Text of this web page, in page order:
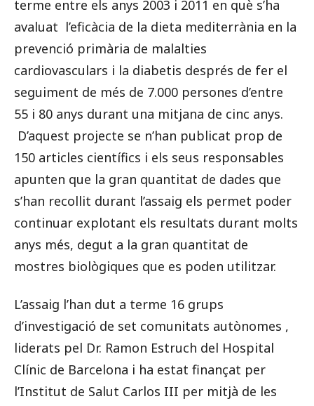
terme entre els anys 2003 i 2011 en què s’ha
avaluat l’eficàcia de la dieta mediterrània en la
prevenció primària de malalties
cardiovasculars i la diabetis després de fer el
seguiment de més de 7.000 persones d’entre
55 i 80 anys durant una mitjana de cinc anys.
D’aquest projecte se n’han publicat prop de
150 articles científics i els seus responsables
apunten que la gran quantitat de dades que
s’han recollit durant l’assaig els permet poder
continuar explotant els resultats durant molts
anys més, degut a la gran quantitat de
mostres biològiques que es poden utilitzar.
L’assaig l’han dut a terme 16 grups
d’investigació de set comunitats autònomes ,
liderats pel Dr. Ramon Estruch del Hospital
Clínic de Barcelona i ha estat finançat per
l’Institut de Salut Carlos III per mitjà de les